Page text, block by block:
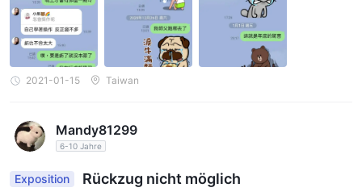
2021-01-15 Taiwan
Mandy81299
6-10 Jahre
Exposition Rückzug nicht möglich